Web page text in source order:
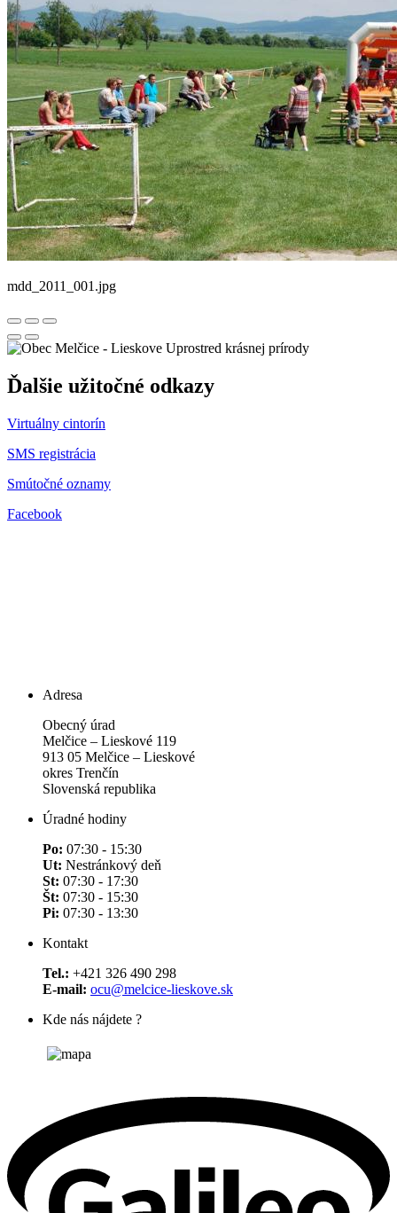
mdd_2011_001.jpg
Uprostred krásnej prírody
Ďalšie užitočné odkazy
Virtuálny cintorín
SMS registrácia
Smútočné oznamy
Facebook
Adresa
Obecný úrad
Melčice – Lieskové 119
913 05 Melčice – Lieskové
okres Trenčín
Slovenská republika
Úradné hodiny
Po: 07:30 - 15:30
Ut: Nestránkový deň
St: 07:30 - 17:30
Št: 07:30 - 15:30
Pi: 07:30 - 13:30
Kontakt
Tel.: +421 326 490 298
E-mail: ocu@melcice-lieskove.sk
Kde nás nájdete ?